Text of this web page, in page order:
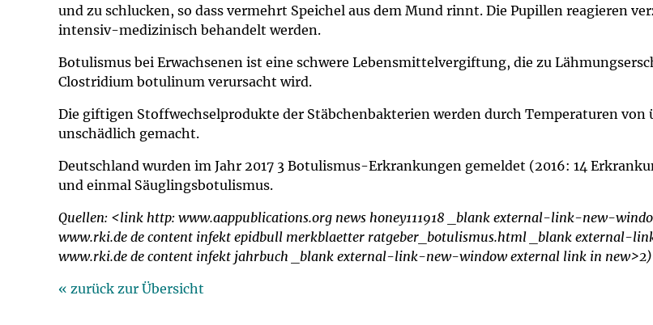
Recht auf Impfung
Vorsorge- und Impferinnerung
Material zu den Vorsorgen
Entwicklungskalender
Broschüren und Informationsflyer
U0-Vorsorge
und zu schlucken, so dass vermehrt Speichel aus dem Mund rinnt. Die Pupillen reagieren
intensiv-medizinisch behandelt werden.
Botulismus bei Erwachsenen ist eine schwere Lebensmittelvergiftung, die zu
Clostridium botulinum verursacht wird.
Die giftigen Stoffwechselprodukte der Stäbchenbakterien werden durch Temperaturen von
unschädlich gemacht.
Deutschland wurden im Jahr 2017 3 Botulismus-Erkrankungen gemeldet (2016: 14
und einmal Säuglingsbotulismus.
Quellen: <link http: www.aappublications.org news honey111918 _blank external-link-new-
www.rki.de de content infekt epidbull merkblaetter ratgeber_botulismus.html _blank external-
www.rki.de de content infekt jahrbuch _blank external-link-new-window external link in new>2)
« zurück zur Übersicht